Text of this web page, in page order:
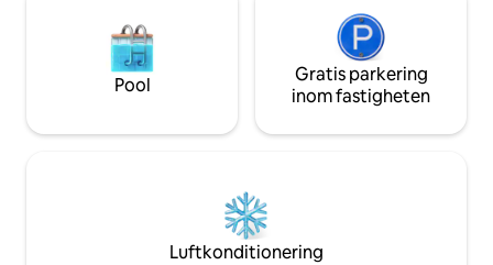
Pool
Gratis parkering
inom fastigheten
Luftkonditionering